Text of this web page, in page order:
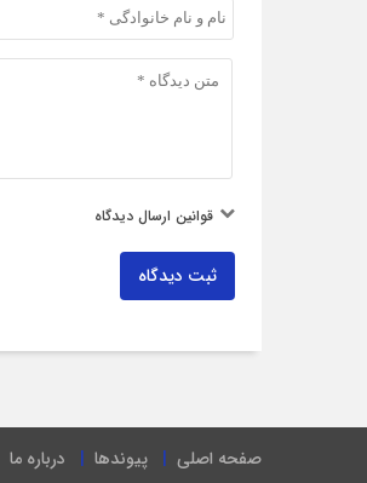
قوانین ارسال دیدگاه
ثبت دیدگاه
صفحه اصلی پیوندها درباره ما